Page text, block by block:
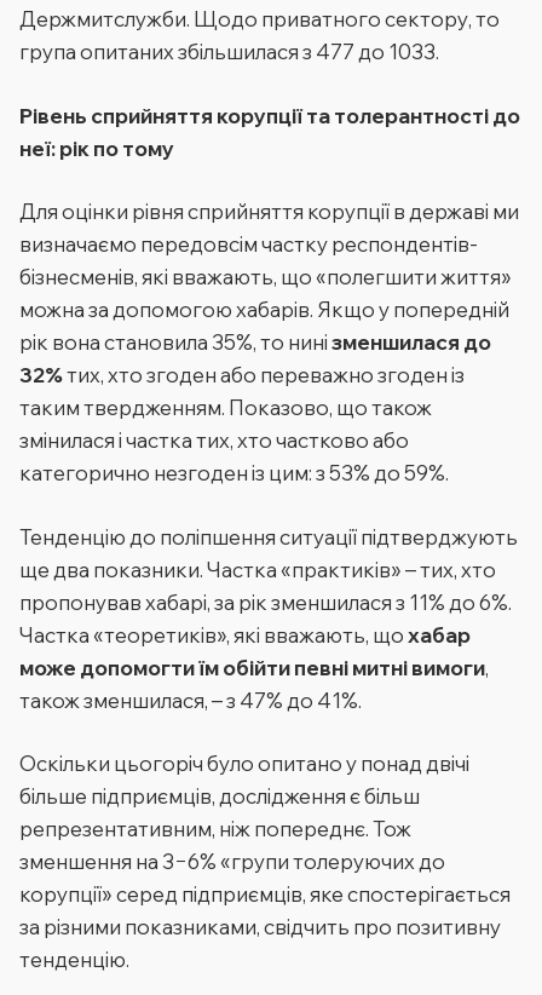
Держмитслужби. Щодо приватного сектору, то
група опитаних збільшилася з 477 до 1033.
Рівень сприйняття корупції та толерантності до
неї: рік по тому
Для оцінки рівня сприйняття корупції в державі ми
визначаємо передовсім частку респондентів-
бізнесменів, які вважають, що «полегшити життя»
можна за допомогою хабарів. Якщо у попередній
рік вона становила 35%, то нинізменшилася до
32%тих, хто згоден або переважно згоден із
таким твердженням. Показово, що також
змінилася і частка тих, хто частково або
категорично незгоден із цим: з 53% до 59%.
Тенденцію до поліпшення ситуації підтверджують
ще два показники. Частка «практиків» – тих, хто
пропонував хабарі, за рік зменшилася з 11% до 6%.
Частка «теоретиків», які вважають, щохабар
може допомогти їм обійти певні митні вимоги,
також зменшилася, – з 47% до 41%.
Оскільки цьогоріч було опитано у понад двічі
більше підприємців, дослідження є більш
репрезентативним, ніж попереднє. Тож
зменшення на 3−6% «групи толеруючих до
корупції» серед підприємців, яке спостерігається
за різними показниками, свідчить про позитивну
тенденцію.